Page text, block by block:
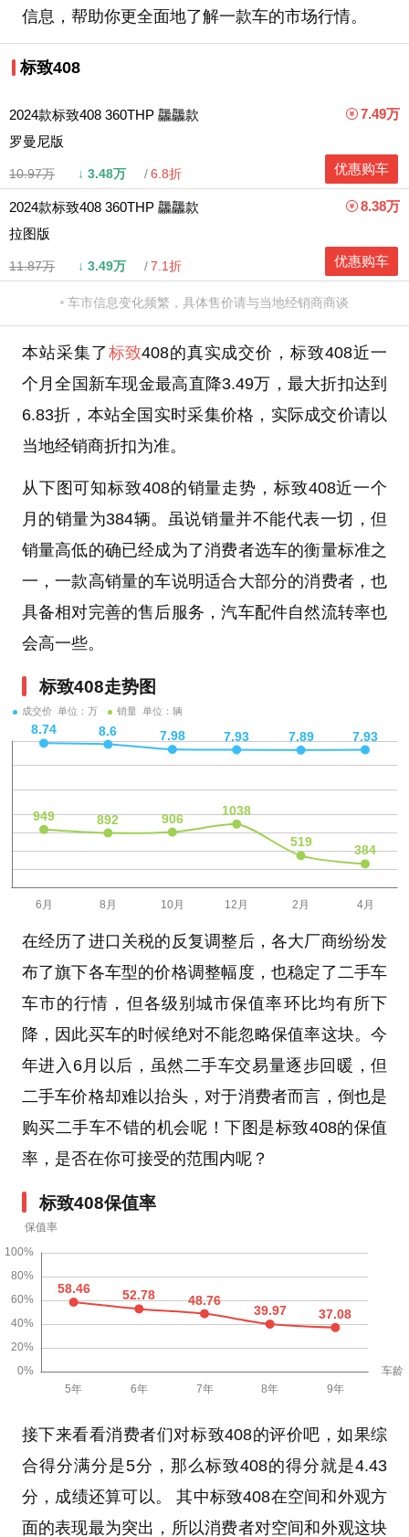
信息，帮助你更全面地了解一款车的市场行情。
标致408
2024款标致408 360THP 龘龘款
罗曼尼版
10.97万 ↓ 3.48万 6.8折
7.49万
优惠购车
2024款标致408 360THP 龘龘款
拉图版
11.87万 ↓ 3.49万 7.1折
8.38万
优惠购车
车市信息变化频繁，具体售价请与当地经销商商谈
本站采集了标致408的真实成交价，标致408近一
个月全国新车现金最高直降3.49万，最大折扣达到
6.83折，本站全国实时采集价格，实际成交价请以
当地经销商折扣为准。
从下图可知标致408的销量走势，标致408近一个
月的销量为384辆。虽说销量并不能代表一切，但
销量高低的确已经成为了消费者选车的衡量标准之
一，一款高销量的车说明适合大部分的消费者，也
具备相对完善的售后服务，汽车配件自然流转率也
会高一些。
标致408走势图
成交价 单位：万 销量 单位：辆
在经历了进口关税的反复调整后，各大厂商纷纷发
布了旗下各车型的价格调整幅度，也稳定了二手车
车市的行情，但各级别城市保值率环比均有所下
降，因此买车的时候绝对不能忽略保值率这块。今
年进入6月以后，虽然二手车交易量逐步回暖，但
二手车价格却难以抬头，对于消费者而言，倒也是
购买二手车不错的机会呢！下图是标致408的保值
率，是否在你可接受的范围内呢？
标致408保值率
接下来看看消费者们对标致408的评价吧，如果综
合得分满分是5分，那么标致408的得分就是4.43
分，成绩还算可以。 其中标致408在空间和外观方
面的表现最为突出，所以消费者对空间和外观这块